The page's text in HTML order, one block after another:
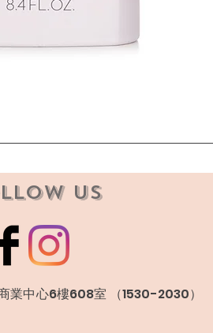
Us
業中心6樓608室 （1530-2030）